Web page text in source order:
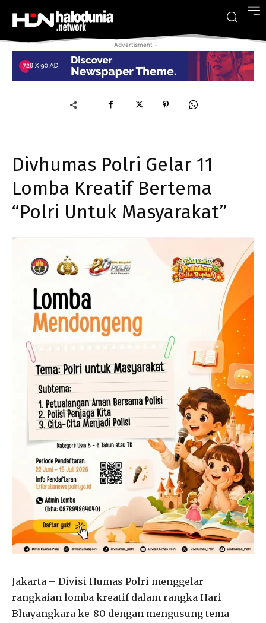
- Advertisment -
Divhumas Polri Gelar 11
Lomba Kreatif Bertema
“Polri Untuk Masyarakat”
Jakarta – Divisi Humas Polri menggelar
rangkaian lomba kreatif dalam rangka Hari
Bhayangkara ke-80 dengan mengusung tema